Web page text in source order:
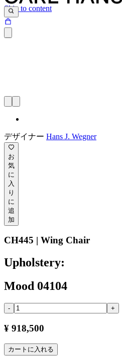
Skip to content
デザイナー Hans J. Wegner
お
気
に
入
り
に
追
加
CH445 | Wing Chair
Upholstery:
Mood 04104
- +
¥ 918,500
カートに入れる